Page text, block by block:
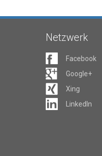
Netzwerk
Facebook
Google+
Xing
LinkedIn